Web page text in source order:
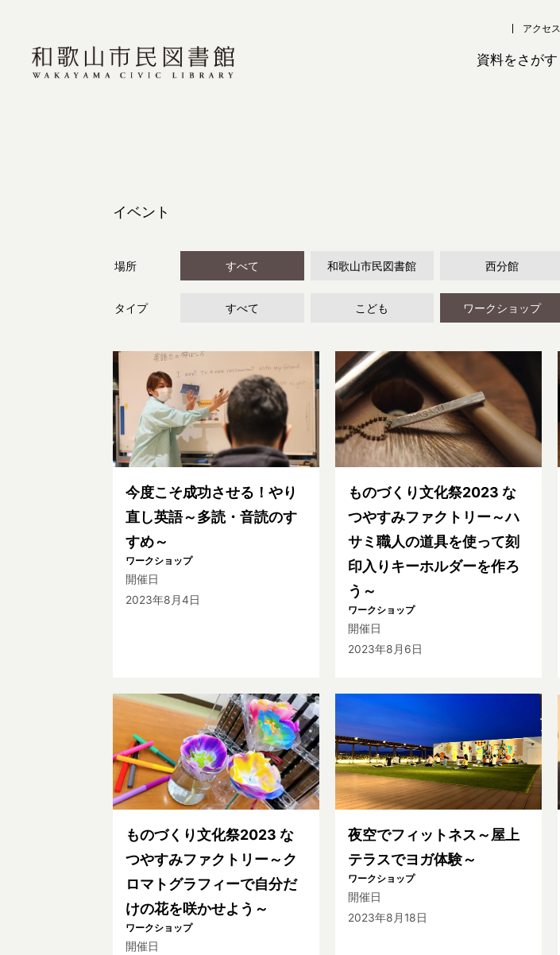
アクセス
資料をさがす
イベント
場所 すべて 和歌山市民図書館 西分館
タイプ すべて こども ワークショップ
今度こそ成功させる！やり
直し英語～多読・音読のす
すめ～
ワークショップ
開催日
2023年8月4日
ものづくり文化祭2023 な
つやすみファクトリー～ハ
サミ職人の道具を使って刻
印入りキーホルダーを作ろ
う～
ワークショップ
開催日
2023年8月6日
ものづくり文化祭2023 な
つやすみファクトリー～ク
ロマトグラフィーで自分だ
けの花を咲かせよう～
ワークショップ
開催日
夜空でフィットネス～屋上
テラスでヨガ体験～
ワークショップ
開催日
2023年8月18日